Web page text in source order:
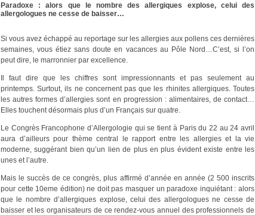
Paradoxe : alors que le nombre des allergiques explose, celui des
allergologues ne cesse de baisser…
Si vous avez échappé au reportage sur les allergies aux pollens ces dernières
semaines, vous étiez sans doute en vacances au Pôle Nord…C’est, si l’on
peut dire, le marronnier par excellence.
Il faut dire que les chiffres sont impressionnants et pas seulement au
printemps. Surtout, ils ne concernent pas que les rhinites allergiques. Toutes
les autres formes d’allergies sont en progression : alimentaires, de contact…
Elles touchent désormais plus d’un Français sur quatre.
Le Congrès Francophone d’Allergologie qui se tient à Paris du 22 au 24 avril
aura d’ailleurs pour thème central le rapport entre les allergies et la vie
moderne, suggérant bien qu’un lien de plus en plus évident existe entre les
unes et l’autre.
Mais le succès de ce congrès, plus affirmé d’année en année (2 500 inscrits
pour cette 10eme édition) ne doit pas masquer un paradoxe inquiétant : alors
que le nombre d’allergiques explose, celui des allergologues ne cesse de
baisser et les organisateurs de ce rendez-vous annuel des professionnels de